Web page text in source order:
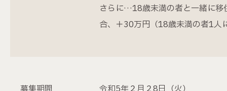
さらに…18歳未満の者と一緒に移
合、＋30万円（18歳未満の者1人